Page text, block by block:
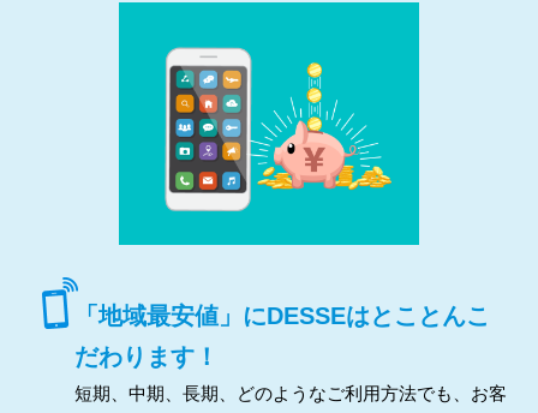
「地域最安値」にDESSEはとことんこ
だわります！
短期、中期、長期、どのようなご利用方法でも、お客